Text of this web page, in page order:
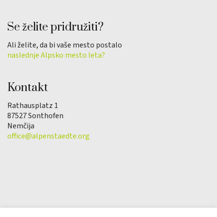
Se želite pridružiti?
Ali želite, da bi vaše mesto postalo
naslednje Alpsko mesto leta?
Kontakt
Rathausplatz 1
87527 Sonthofen
Nemčija
office@alpenstaedte.org